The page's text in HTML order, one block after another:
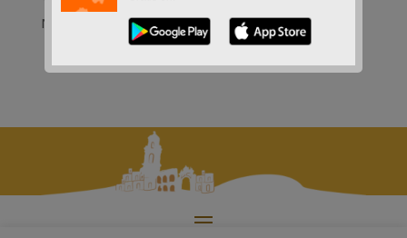
Nov 3, 2015